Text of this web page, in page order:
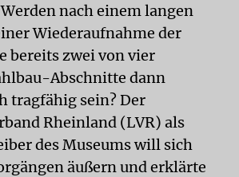
nach einem langen
Wiederaufnahme der
bereits zwei von vier
Abschnitte dann
tragfähig sein? Der
Rheinland (LVR) als
des Museums will sich
äußern und erklärte